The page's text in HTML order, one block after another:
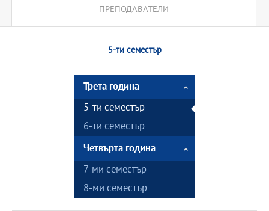
ПРЕПОДАВАТЕЛИ
5-ти семестър
Трета година
5-ти семестър
6-ти семестър
Четвърта година
7-ми семестър
8-ми семестър